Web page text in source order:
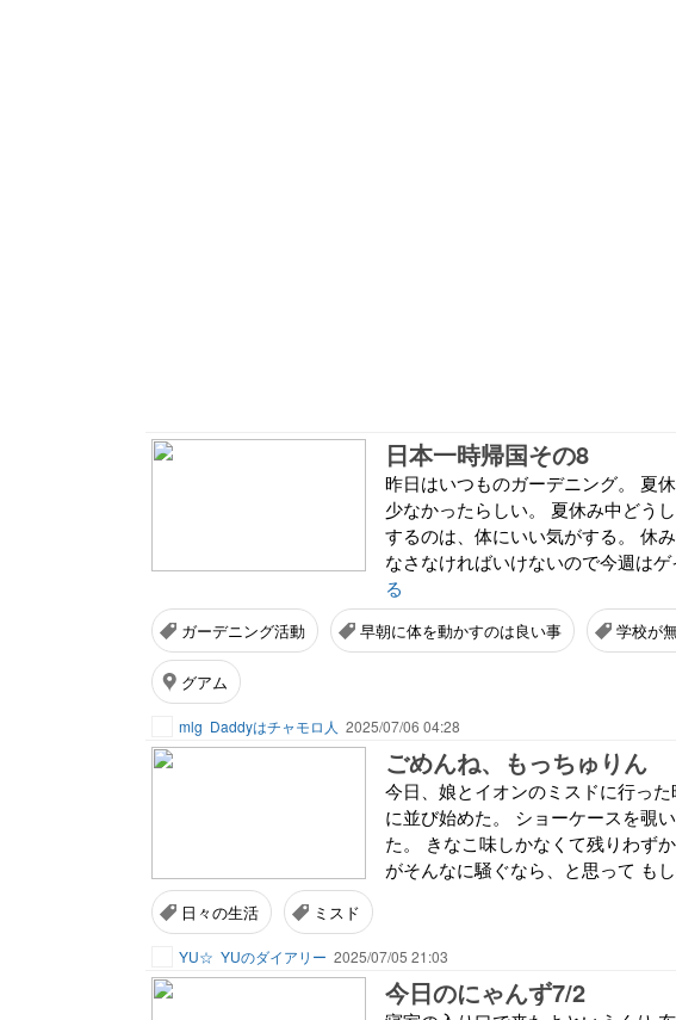
日本一時帰国その8
昨日はいつものガーデニング。 夏
少なかったらしい。 夏休み中どう
するのは、体にいい気がする。 休
なさなければいけないので今週は
る
ガーデニング活動 早朝に体を動かすのは良い事 学校が
グアム
mlg Daddyはチャモロ人 2025/07/06 04:28
ごめんね、もっちゅりん
今日、娘とイオンのミスドに行っ
に並び始めた。 ショーケースを覗
た。 きなこ味しかなくて残りわず
がそんなに騒ぐなら、と思って も
日々の生活 ミスド
YU☆ YUのダイアリー 2025/07/05 21:03
今日のにゃんず7/2